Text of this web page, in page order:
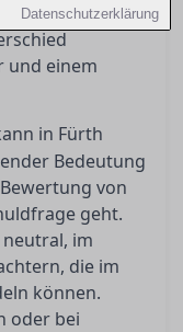
Datenschutzerklärung
und wer
und einem
in Fürth
Bedeutung
von
geht.
im
die im
können.
oder bei